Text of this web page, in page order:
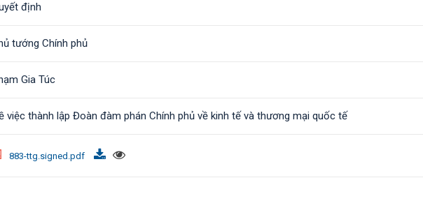
định
tướng Chính phủ
Gia Túc
việc thành lập Đoàn đàm phán Chính phủ về kinh tế và thương mại quốc tế
883-ttg.signed.pdf